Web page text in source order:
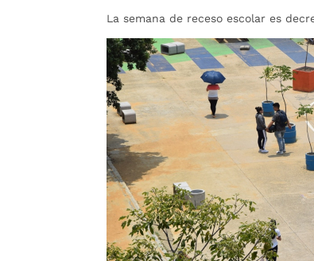
La semana de receso escolar es